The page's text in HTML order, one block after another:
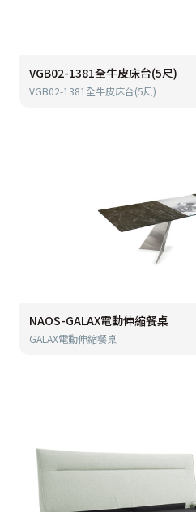
VGB02-1381全牛皮床台(5尺)
VGB02-1381全牛皮床台(5尺)
NAOS-GALAX電動伸縮餐桌
GALAX電動伸縮餐桌